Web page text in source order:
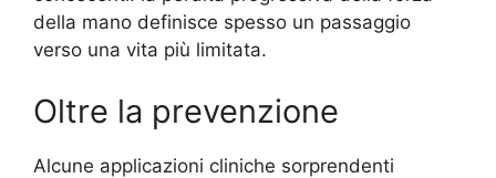
della mano definisce spesso un passaggio
verso una vita più limitata.
Oltre la prevenzione
Alcune applicazioni cliniche sorprendenti